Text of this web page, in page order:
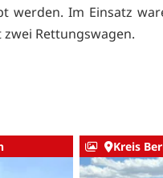
werden. Im Einsatz
Rettungswagen.
Kreis